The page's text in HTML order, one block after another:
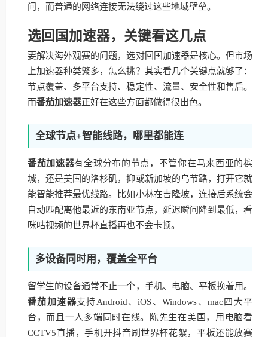
问，而普通的网络连接无法绕过这些地域壁垒。
选回国加速器，关键看这几点
要解决海外观赛的问题，选对回国加速器是核心。但市场
上加速器种类繁多，怎么挑？其实看几个关键点就够了：
节点覆盖、多平台支持、稳定性、流量、安全性和售后。
而番茄加速器正好在这些方面都做得很出色。
全球节点+智能线路，哪里都能连
番茄加速器有全球分布的节点，不管你在马来西亚的槟
城，还是美国的洛杉矶，抑或新加坡的乌节路，打开它就
能智能推荐最优线路。比如小林在吉隆坡，连接后系统会
自动匹配离他最近的东南亚节点，延迟瞬间降到最低，看
咪咕视频的世界杯直播再也不会卡顿。
多设备同时用，覆盖全平台
留学生的设备通常不止一个，手机、电脑、平板换着用。
番茄加速器支持Android、iOS、Windows、mac四大平
台，而且一人多端同时在线。陈先生在美国，用电脑看
CCTV5直播，手机开抖音刷世界杯花絮，平板还能放赛